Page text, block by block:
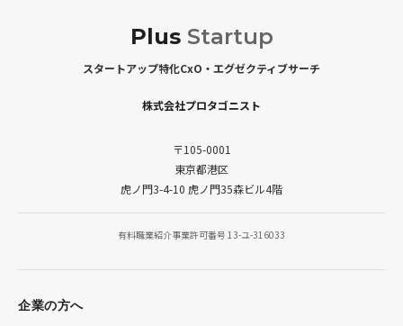
Plus Startup
スタートアップ特化CxO・エグゼクティブサーチ
株式会社プロタゴニスト
〒105-0001
東京都港区
虎ノ門3-4-10 虎ノ門35森ビル4階
有料職業紹介事業許可番号 13-ユ-316033
企業の方へ